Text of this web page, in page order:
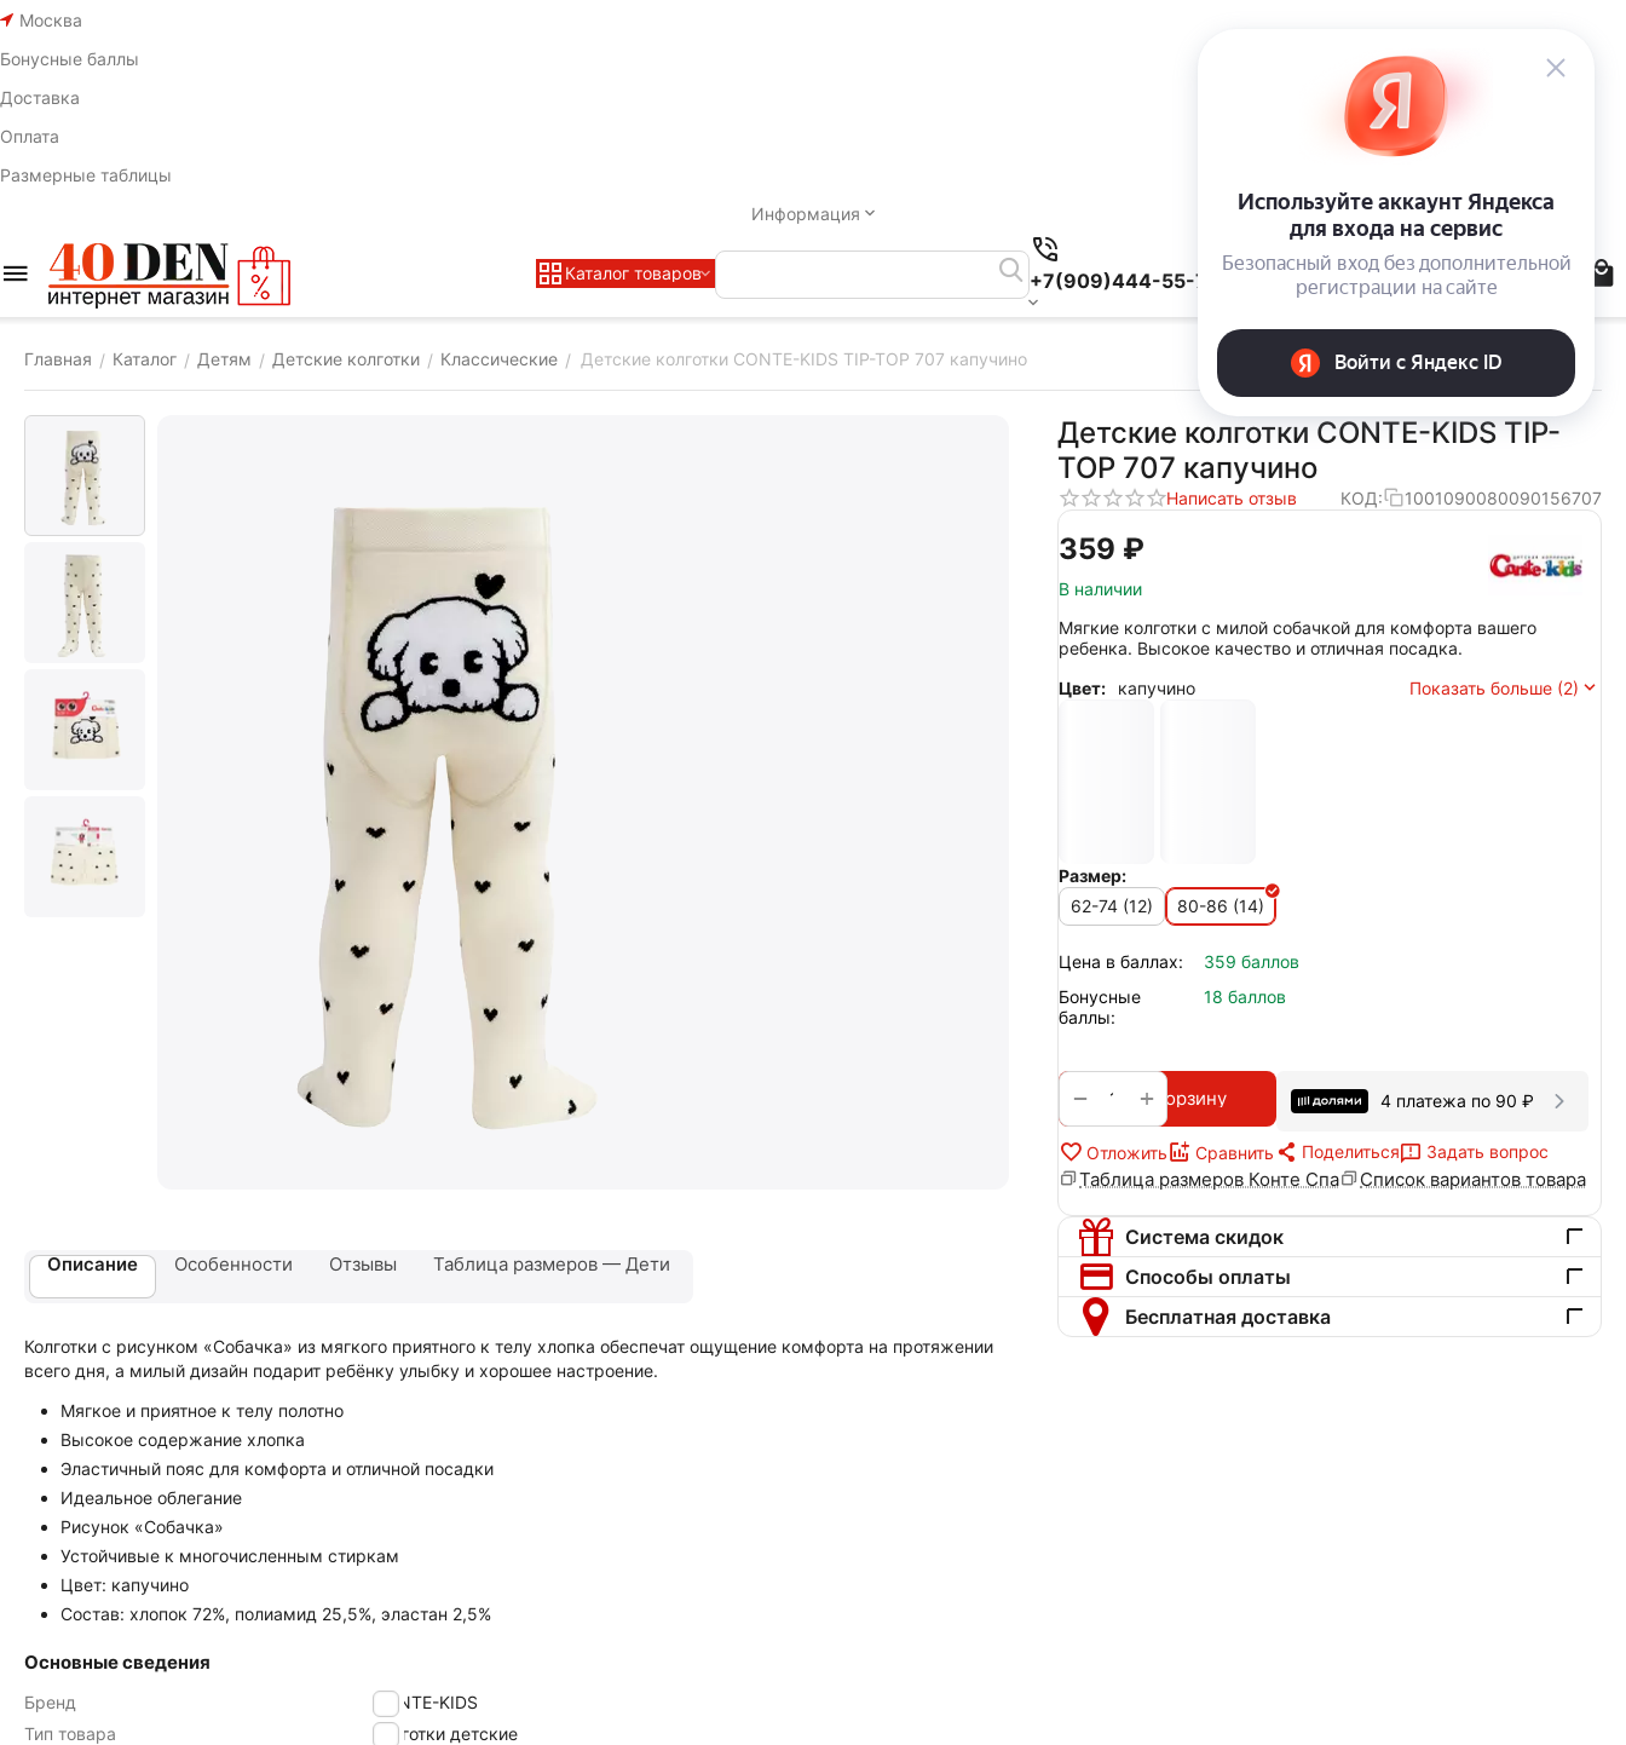
Москва
Бонусные баллы
Доставка
Оплата
Размерные таблицы
Информация
Каталог товаров +7(909)444-55-78
Главная / Каталог / Детям / Детские колготки / Классические / Детские колготки CONTE-KIDS TIP-TOP 707 капучино
Детские колготки CONTE-KIDS TIP-
TOP 707 капучино
Написать отзыв КОД: 1001090080090156707
‍359‍ ₽
В наличии
Мягкие колготки с милой собачкой для комфорта вашего
ребенка. Высокое качество и отличная посадка.
Цвет:
капучино Показать больше (2)
Размер:
62-74 (12)
80-86 (14)
Цена в баллах:
359 баллов
Бонусные
баллы:
18 баллов
+
− В корзину 4 платежа по 90 ₽
Отложить Сравнить Поделиться Задать вопрос
Таблица размеров Конте Спа Список вариантов товара
Система скидок
Способы оплаты
Бесплатная доставка
Описание Особенности Отзывы Таблица размеров — Дети
Колготки с рисунком «Собачка» из мягкого приятного к телу хлопка обеспечат ощущение комфорта на протяжении
всего дня, а милый дизайн подарит ребёнку улыбку и хорошее настроение.
Мягкое и приятное к телу полотно
Высокое содержание хлопка
Эластичный пояс для комфорта и отличной посадки
Идеальное облегание
Рисунок «Собачка»
Устойчивые к многочисленным стиркам
Цвет: капучино
Состав: хлопок 72%, полиамид 25,5%, эластан 2,5%
Основные сведения
Бренд
CONTE-KIDS
Тип товара
Колготки детские